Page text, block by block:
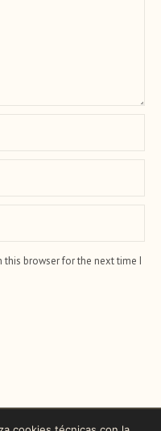
this browser for the next time I